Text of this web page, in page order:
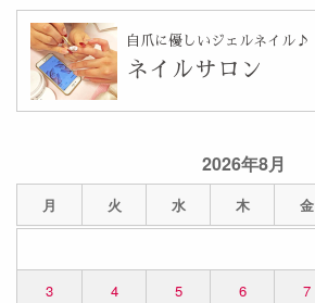
2026年8月
月 火 水 木 金
3
4 5 6 7
自爪に優しいジェルネイル♪
ネイルサロン